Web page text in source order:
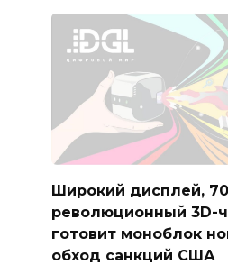
Широкий дисплей,
революционный 3D-
готовит моноблок
обход санкций США